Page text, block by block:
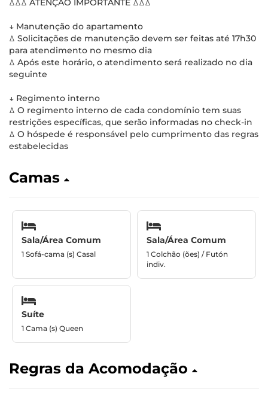
ꕔꕔꕔ ATENÇÃO IMPORTANTE ꕔꕔꕔ
↓ Manutenção do apartamento
ꕔ Solicitações de manutenção devem ser feitas até 17h30
para atendimento no mesmo dia
ꕔ Após este horário, o atendimento será realizado no dia
seguinte
↓ Regimento interno
ꕔ O regimento interno de cada condomínio tem suas
restrições específicas, que serão informadas no check-in
ꕔ O hóspede é responsável pelo cumprimento das regras
estabelecidas
Camas
Sala/Área Comum
1 Sofá-cama (s) Casal
Sala/Área Comum
1 Colchão (ões) / Futón
indiv.
Suíte
1 Cama (s) Queen
Regras da Acomodação